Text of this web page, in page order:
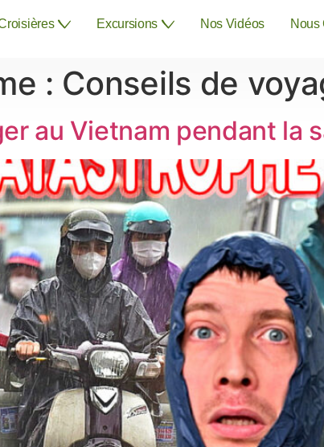
Excursions Nos Vidéos Nous
: Conseils de
au Vietnam pendant la